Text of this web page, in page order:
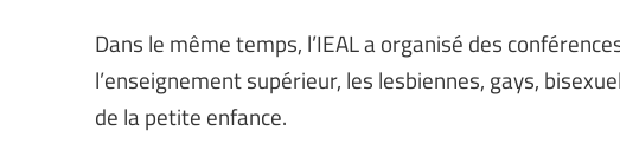
Dans le même temps, l’IEAL a organisé des
l’enseignement supérieur, les lesbiennes, gays,
de la petite enfance.